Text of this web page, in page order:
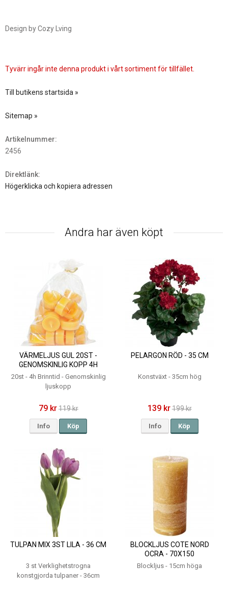
Design by Cozy Lving
Tyvärr ingår inte denna produkt i vårt sortiment för tillfället.
Till butikens startsida »
Sitemap »
Artikelnummer:
2456
Direktlänk:
Högerklicka och kopiera adressen
Andra har även köpt
VÄRMELJUS GUL 20ST -
GENOMSKINLIG KOPP 4H
20st - 4h Brinntid - Genomskinlig
ljuskopp
79 kr119 kr
Info Köp
PELARGON RÖD - 35 CM
Konstväxt - 35cm hög
139 kr199 kr
Info Köp
TULPAN MIX 3ST LILA - 36 CM
3 st Verklighetstrogna
konstgjorda tulpaner - 36cm
BLOCKLJUS COTE NORD
OCRA - 70X150
Blockljus - 15cm höga